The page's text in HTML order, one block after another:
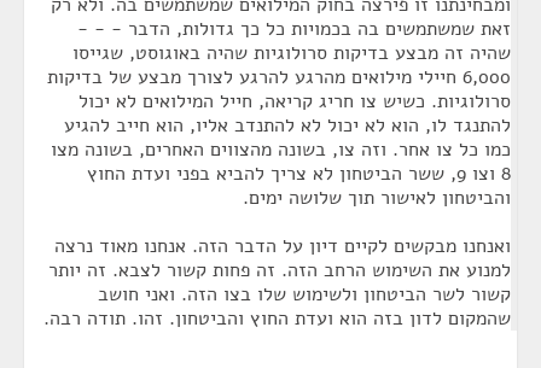
זאת שמשתמשים בה בכמויות כל כך גדולות, הדבר - - -
שהיה זה מבצע בדיקות סרולוגיות שהיה באוגוסט, שגייסו
6,000 חיילי מילואים מהרגע להרגע לצורך מבצע של בדיקות
סרולוגיות. כשיש צו חריג קריאה, חייל המילואים לא יכול
להתנגד לו, הוא לא יכול לא להתנדב אליו, הוא חייב להגיע
כמו כל צו אחר. וזה צו, בשונה מהצווים האחרים, בשונה מצו
8 וצו 9, ששר הביטחון לא צריך להביא בפני ועדת החוץ
והביטחון לאישור תוך שלושה ימים.
ואנחנו מבקשים לקיים דיון על הדבר הזה. אנחנו מאוד נרצה
למנוע את השימוש הרחב הזה. זה פחות קשור לצבא. זה יותר
קשור לשר הביטחון ולשימוש שלו בצו הזה. ואני חושב
שהמקום לדון בזה הוא ועדת החוץ והביטחון. זהו. תודה רבה.